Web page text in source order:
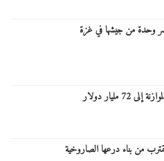
وحدة من جيشها في غزة
مليار دولار
من بناء درعها الصاروخية